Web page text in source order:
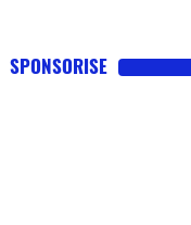
SPONSORISE